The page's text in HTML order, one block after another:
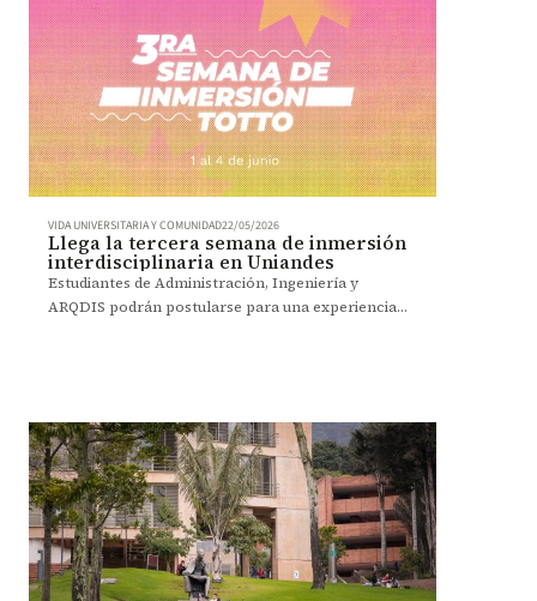
VIDA UNIVERSITARIA Y COMUNIDAD22/05/2026
Llega la tercera semana de inmersión
interdisciplinaria en Uniandes
Estudiantes de Administración, Ingeniería y
ARQDIS podrán postularse para una experiencia